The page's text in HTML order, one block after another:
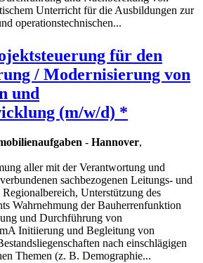
Unterricht für die Ausbildungen zur
operationstechnischen...
für den
/ Modernisierung von
und
(m/w/d) *
- Hannover,
aller mit der Verantwortung und
sachbezogenen Leitungs- und
Unterstützung des
Wahrnehmung der Bauherrenfunktion
und Durchführung von
Initiierung und Begleitung von
nach einschlägigen
Themen (z. B. Demographie...